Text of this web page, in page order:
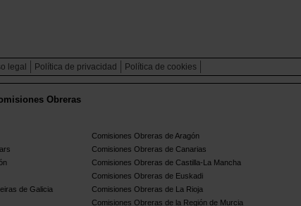
legal Política de privacidad Política de cookies
Obreras
Comisiones Obreras de Aragón
Comisiones Obreras de Canarias
Comisiones Obreras de Castilla-La Mancha
Comisiones Obreras de Euskadi
de Galicia
Comisiones Obreras de La Rioja
Comisiones Obreras de la Región de Murcia